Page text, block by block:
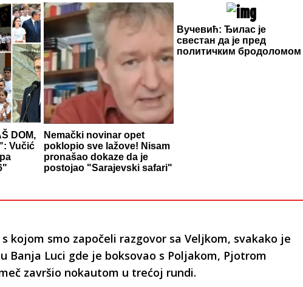
DOM,
Vučić
Nemački novinar opet
poklopio sve lažove! Nisam
pronašao dokaze da je
postojao "Sarajevski safari"
Вучевић: Ђилас је
свестан да је пред
политичким бродоломом
kojom smo započeli razgovor sa Veljkom, svakako je
Banja Luci gde je boksovao s Poljakom, Pjotrom
završio nokautom u trećoj rundi.